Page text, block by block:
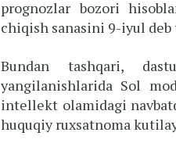
prognozlar bozori
chiqish sanasini 9-iyul
Bundan tashqari,
yangilanishlarida Sol
intellekt olamidagi
huquqiy ruxsatnoma